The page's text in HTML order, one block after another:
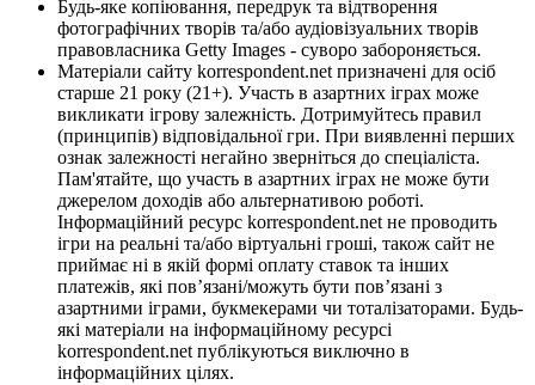
Будь-яке копіювання, передрук та відтворення
фотографічних творів та/або аудіовізуальних творів
правовласника Getty Images - суворо забороняється.
Матеріали сайту korrespondent.net призначені для осіб
старше 21 року (21+). Участь в азартних іграх може
викликати ігрову залежність. Дотримуйтесь правил
(принципів) відповідальної гри. При виявленні перших
ознак залежності негайно зверніться до спеціаліста.
Пам'ятайте, що участь в азартних іграх не може бути
джерелом доходів або альтернативою роботі.
Інформаційний ресурс korrespondent.net не проводить
ігри на реальні та/або віртуальні гроші, також сайт не
приймає ні в якій формі оплату ставок та інших
платежів, які пов’язані/можуть бути пов’язані з
азартними іграми, букмекерами чи тоталізаторами. Будь-
які матеріали на інформаційному ресурсі
korrespondent.net публікуються виключно в
інформаційних цілях.